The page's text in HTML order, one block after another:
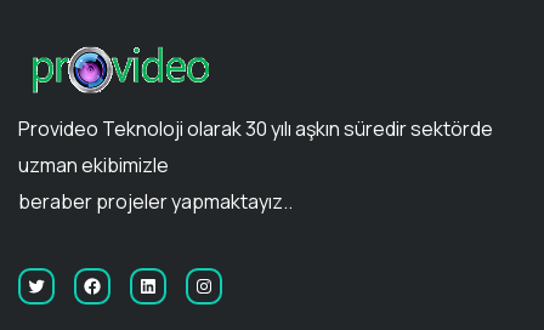
Provideo Teknoloji olarak 30 yılı aşkın süredir sektörde
uzman ekibimizle
beraber projeler yapmaktayız..